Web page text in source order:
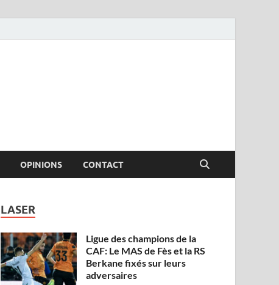
OPINIONS CONTACT
LASER
Ligue des champions de la
CAF: Le MAS de Fès et la RS
Berkane fixés sur leurs
adversaires